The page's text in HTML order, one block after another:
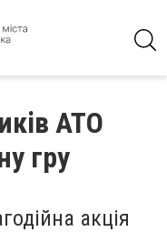
АТО
гру
акція